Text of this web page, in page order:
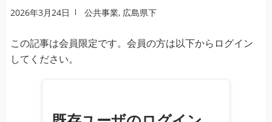
プ2026年3月24日 公共事業, 広島県下
この記事は会員限定です。会員の方は以下からログイン
してください。